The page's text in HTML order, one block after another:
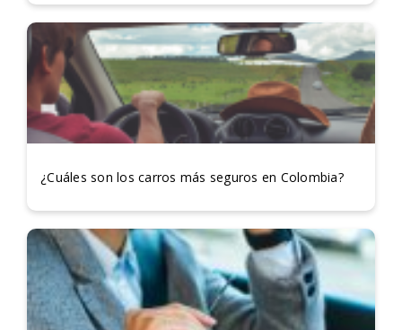
¿Cuáles son los carros más seguros en Colombia?